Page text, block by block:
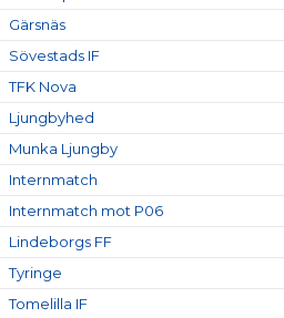
Gärsnäs
Sövestads IF
TFK Nova
Ljungbyhed
Munka Ljungby
Internmatch
Internmatch mot P06
Lindeborgs FF
Tyringe
Tomelilla IF